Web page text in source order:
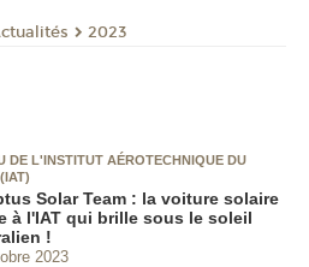
2023
DE L'INSTITUT AÉROTECHNIQUE DU
Solar Team : la voiture solaire
à l'IAT qui brille sous le soleil
!
2023